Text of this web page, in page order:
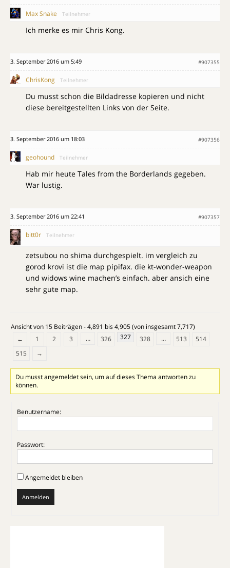
Max Snake Teilnehmer
Ich merke es mir Chris Kong.
3. September 2016 um 5:49 #907355
ChrisKong Teilnehmer
Du musst schon die Bildadresse kopieren und nicht
diese bereitgestellten Links von der Seite.
3. September 2016 um 18:03 #907356
geohound Teilnehmer
Hab mir heute Tales from the Borderlands gegeben.
War lustig.
3. September 2016 um 22:41 #907357
bitt0r Teilnehmer
zetsubou no shima durchgespielt. im vergleich zu
gorod krovi ist die map pipifax. die kt-wonder-weapon
und widows wine machen’s einfach. aber ansich eine
sehr gute map.
Ansicht von 15 Beiträgen - 4,891 bis 4,905 (von insgesamt 7,717)
←
1 2 3 … 326 327 328 … 513
514
515
→
Du musst angemeldet sein, um auf dieses Thema antworten zu
können.
Benutzername:
Passwort:
Angemeldet bleiben
Anmelden